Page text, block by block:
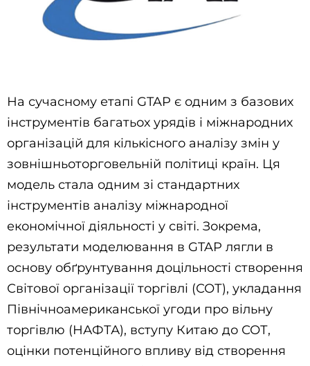
На сучасному етапі GTAP є одним з базових
інструментів багатьох урядів і міжнародних
організацій для кількісного аналізу змін у
зовнішньоторговельній політиці країн. Ця
модель стала одним зі стандартних
інструментів аналізу міжнародної
економічної діяльності у світі. Зокрема,
результати моделювання в GTAP лягли в
основу обґрунтування доцільності створення
Світової організації торгівлі (СОТ), укладання
Північноамериканської угоди про вільну
торгівлю (НАФТА), вступу Китаю до СОТ,
оцінки потенційного впливу від створення